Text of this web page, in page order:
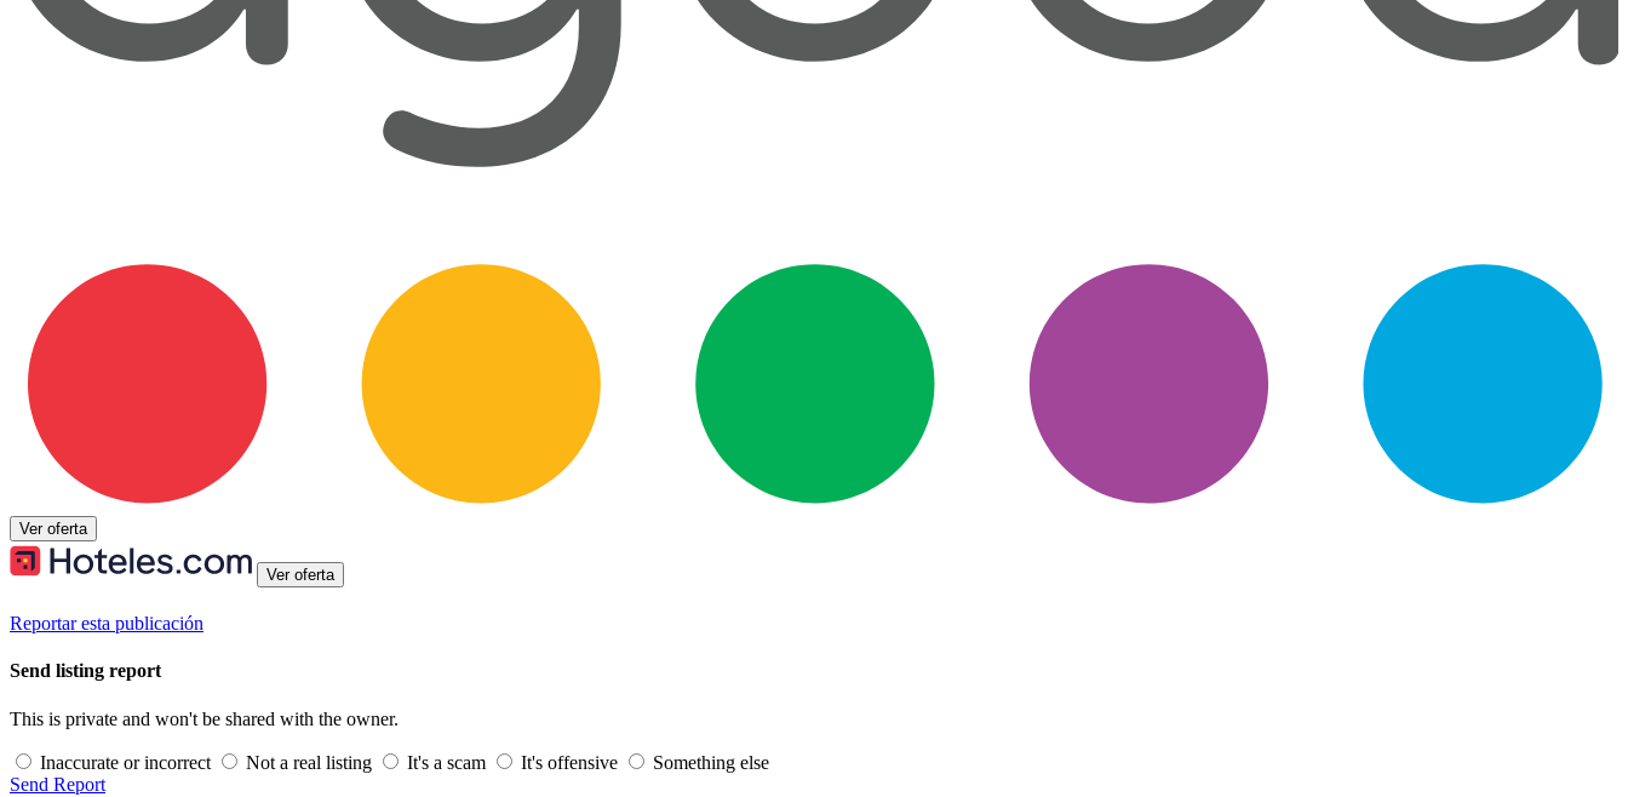
Ver oferta
Ver oferta
Reportar esta publicación
Send listing report
This is private and won't be shared with the owner.
Inaccurate or incorrect Not a real listing It's a scam It's offensive
Something else
Send Report